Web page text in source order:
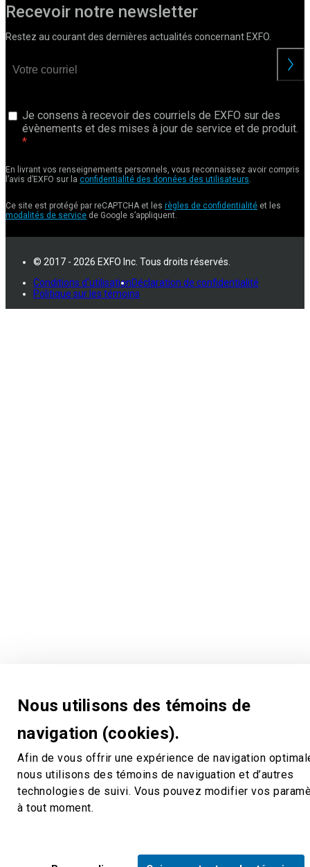
Nous utilisons des témoins de
navigation (cookies).
Afin de vous offrir une expérience de navigation
nous utilisons des témoins de naviguation et d’autres
technologies de suivi. Vous pouvez modifier vos
à tout moment.
Recevoir notre newsletter
Restez au courant des dernières actualités concernant EXFO.
Je consens à recevoir des courriels de EXFO sur des
évènements et des mises à jour de service et de produit.
En livrant vos renseignements personnels, vous reconnaissez avoir compris
l’avis d’EXFO sur la confidentialité des données des utilisateurs.
Ce site est protégé par reCAPTCHA et les règles de confidentialité et les
modalités de service de Google s’appliquent.
© 2017 - 2026 EXFO Inc. Tous droits réservés.
Conditions d'utilisationDéclaration de confidentialité
Politique sur les témoins